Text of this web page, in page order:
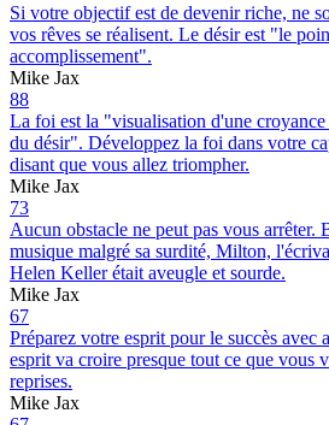
Si votre objectif est de devenir riche, ne
vos rêves se réalisent. Le désir est "le
accomplissement".
Mike Jax
88
La foi est la "visualisation d'une
du désir". Développez la foi dans votre
disant que vous allez triompher.
Mike Jax
73
Aucun obstacle ne peut pas vous arrêter.
musique malgré sa surdité, Milton,
Helen Keller était aveugle et sourde.
Mike Jax
67
Préparez votre esprit pour le succès avec
esprit va croire presque tout ce que vous
reprises.
Mike Jax